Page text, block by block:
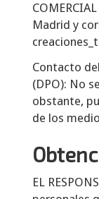
Madrid y
Contacto
(DPO): No
obstante,
de los
EL